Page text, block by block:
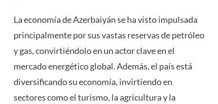
La economía de Azerbaiyán se ha visto impulsada
principalmente por sus vastas reservas de petróleo
y gas, convirtiéndolo en un actor clave en el
mercado energético global. Además, el país está
diversificando su economía, invirtiendo en
sectores como el turismo, la agricultura y la